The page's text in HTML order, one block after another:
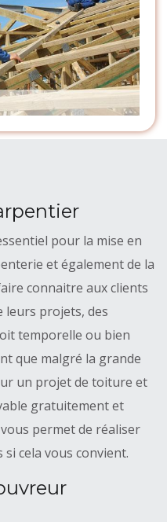
pour la mise en
et également de la
connaitre aux clients
leurs projets, des
temporelle ou bien
que malgré la grande
un projet de toiture et
gratuitement et
permet de réaliser
cela vous convient.